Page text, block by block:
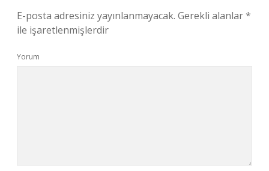
E-posta adresiniz yayınlanmayacak. Gerekli alanlar*
ile işaretlenmişlerdir
Yorum